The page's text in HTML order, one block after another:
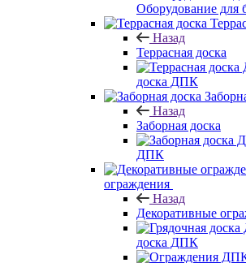
Оборудование для
Назад
Террасная доска
доска ДПК
Назад
Заборная доска
ДПК
ограждения
Назад
Декоративные
доска ДПК